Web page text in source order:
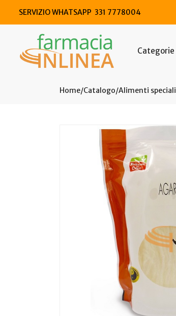
SERVIZIO WHATSAPP 331 7778004
Categorie
Home Catalogo/Alimenti speciali